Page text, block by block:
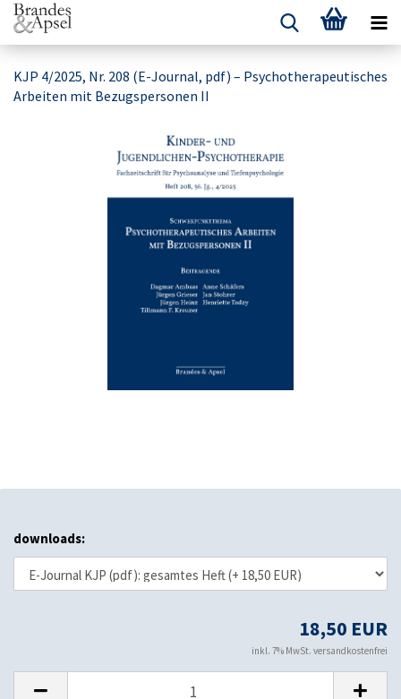
KJP 4/2025, Nr. 208 (E-Journal, pdf) – Psychotherapeutisches
Arbeiten mit Bezugspersonen II
downloads:
18,50 EUR
inkl. 7% MwSt. versandkostenfrei